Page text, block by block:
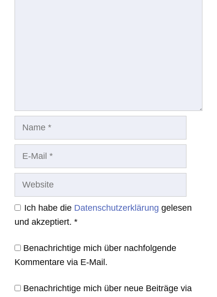
Website
Ich habe die Datenschutzerklärung gelesen
und akzeptiert. *
Benachrichtige mich über nachfolgende
Kommentare via E-Mail.
Benachrichtige mich über neue Beiträge via